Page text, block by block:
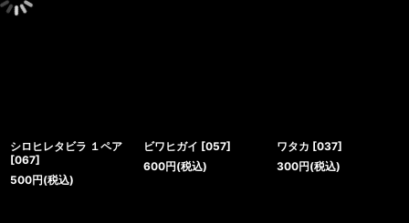
シロヒレタビラ １ペア
[067]
500円(税込)
ビワヒガイ [057]
600円(税込)
ワタカ [037]
300円(税込)